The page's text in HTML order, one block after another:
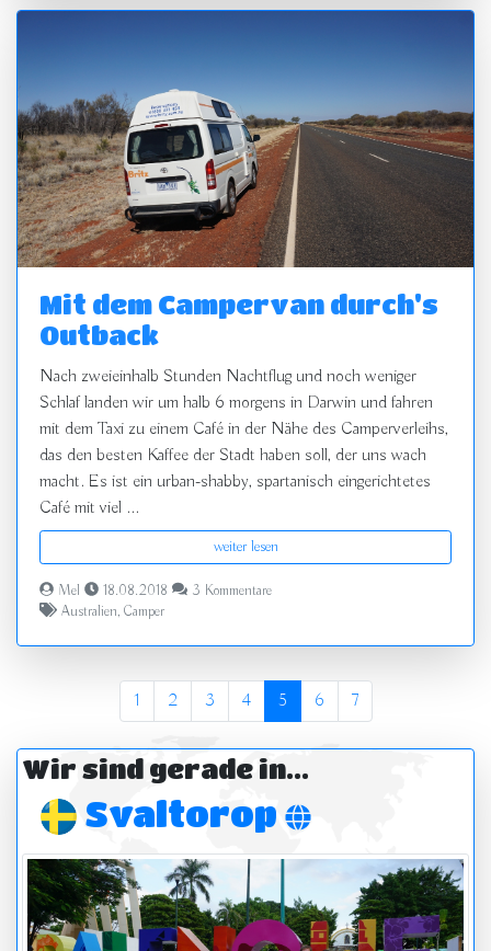
Mit dem Campervan durch's
Outback
Nach zweieinhalb Stunden Nachtflug und noch weniger
Schlaf landen wir um halb 6 morgens in Darwin und fahren
mit dem Taxi zu einem Café in der Nähe des Camperverleihs,
das den besten Kaffee der Stadt haben soll, der uns wach
macht. Es ist ein urban-shabby, spartanisch eingerichtetes
Café mit viel ...
weiter lesen
Mel 18.08.2018
3 Kommentare
Australien, Camper
1 2 3 4 5 6 7
Wir sind gerade in...
Svaltorop